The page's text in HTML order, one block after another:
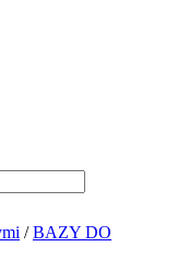
/BAZY DO